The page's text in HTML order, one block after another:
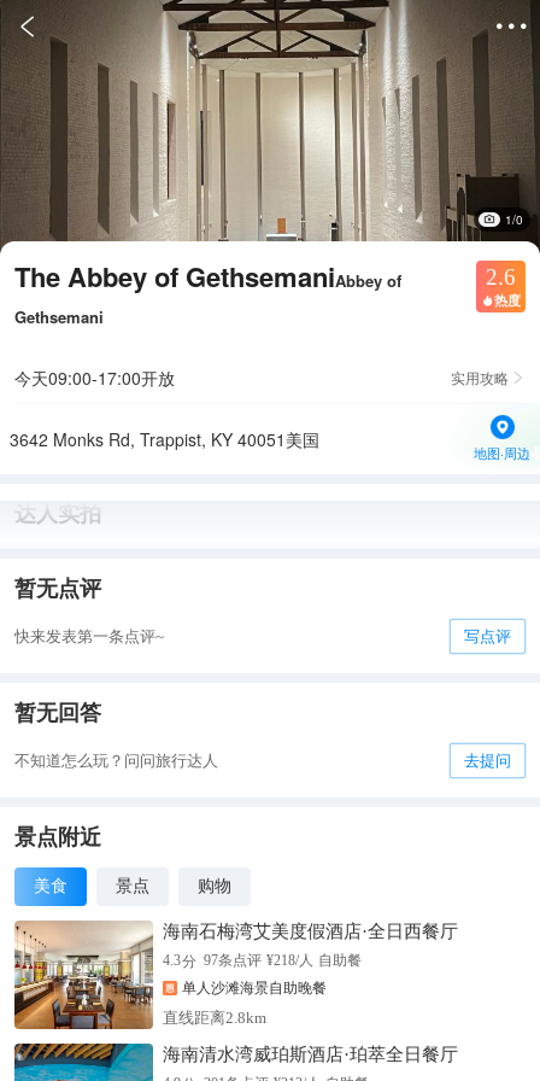
 
1/0
The Abbey of GethsemaniAbbey of
Gethsemani
2.6
 热度
今天09:00-17:00开放 实用攻略 
3642 Monks Rd, Trappist, KY 40051美国
地图·周边
达人实拍
暂无点评
快来发表第一条点评~ 写点评
暂无回答
不知道怎么玩？问问旅行达人 去提问
景点附近
美食 景点 购物
海南石梅湾艾美度假酒店·全日西餐厅
4.3分 97条点评 ¥218/人 自助餐
单人沙滩海景自助晚餐
直线距离2.8km
海南清水湾威珀斯酒店·珀萃全日餐厅